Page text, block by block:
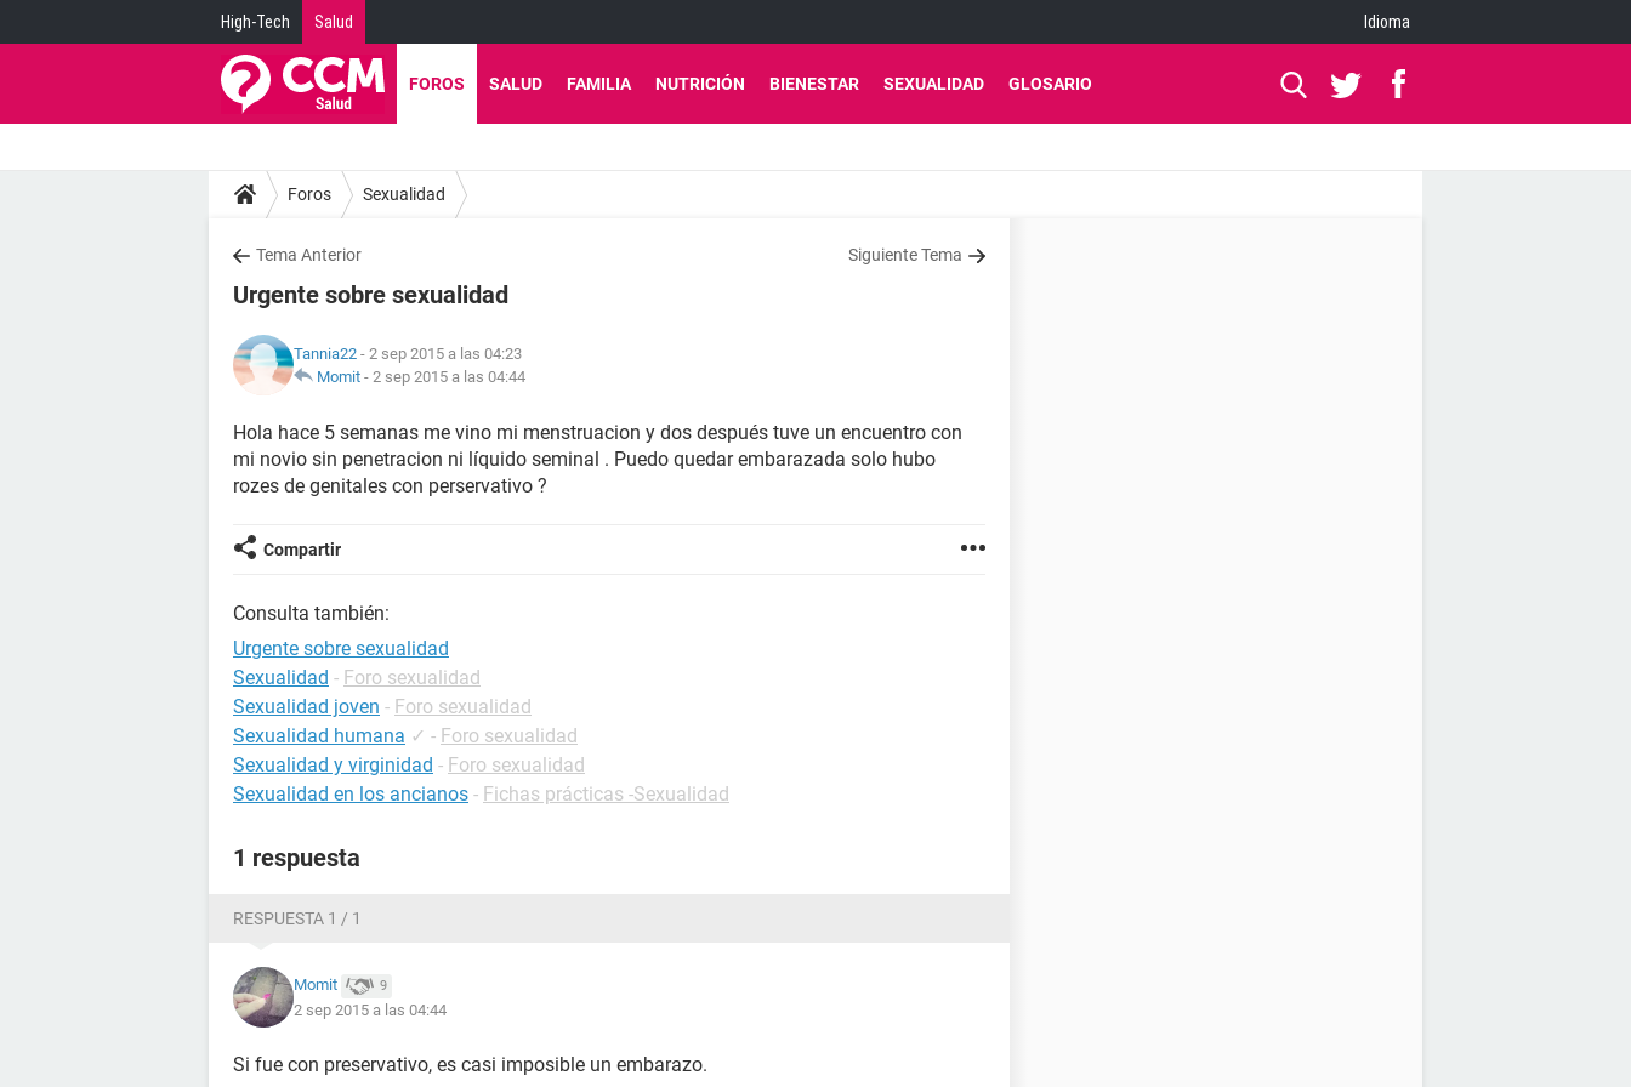
High-Tech Salud Idioma
FOROS SALUD FAMILIA NUTRICIÓN BIENESTAR SEXUALIDAD GLOSARIO
Foros Sexualidad
Tema Anterior Siguiente Tema
Urgente sobre sexualidad
Tannia22 - 2 sep 2015 a las 04:23
Momit - 2 sep 2015 a las 04:44
Hola hace 5 semanas me vino mi menstruacion y dos después tuve un encuentro con
mi novio sin penetracion ni líquido seminal . Puedo quedar embarazada solo hubo
rozes de genitales con perservativo ?
Compartir
Consulta también:
Urgente sobre sexualidad
Sexualidad - Foro sexualidad
Sexualidad joven - Foro sexualidad
Sexualidad humana ✓ - Foro sexualidad
Sexualidad y virginidad - Foro sexualidad
Sexualidad en los ancianos - Fichas prácticas -Sexualidad
1 respuesta
RESPUESTA 1 / 1
Momit 9
2 sep 2015 a las 04:44
Si fue con preservativo, es casi imposible un embarazo.